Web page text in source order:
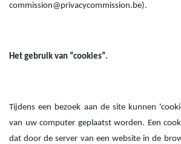
commission@privacycommission.be).
Het gebruik van “cookies”.
Tijdens een bezoek aan de site kunnen
van uw computer geplaatst worden. Een
dat door de server van een website in de